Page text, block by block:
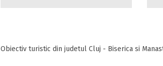
Obiectiv turistic din judetul Cluj - Biserica si